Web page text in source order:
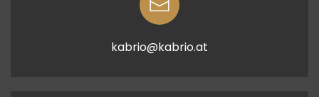
kabrio@kabrio.at